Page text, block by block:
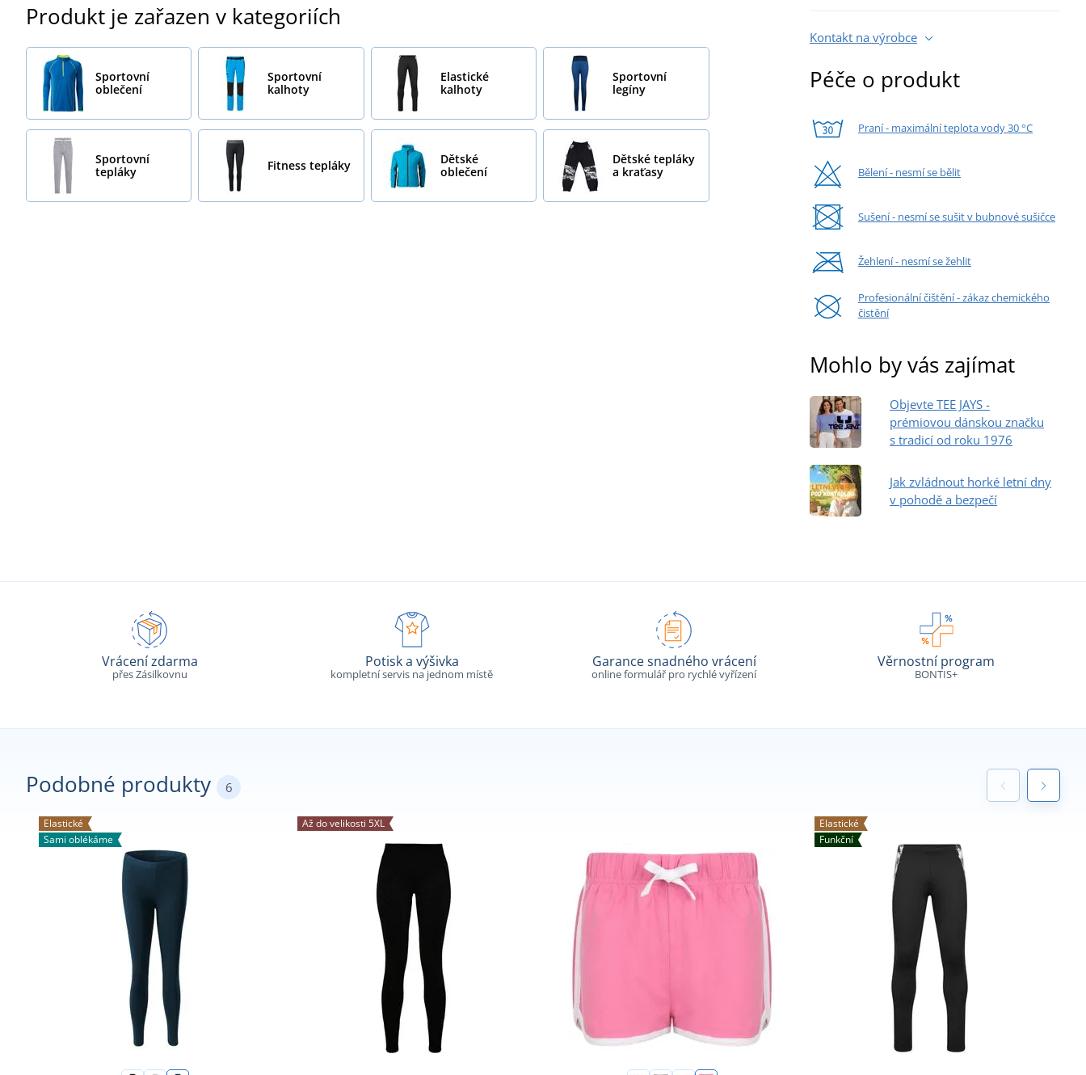
Produkt je zařazen v kategoriích
Sportovní
oblečení
Sportovní
kalhoty
Elastické
kalhoty
Sportovní
legíny
Sportovní
tepláky
Fitness tepláky
Dětské
oblečení
Dětské tepláky
a kraťasy
Kontakt na výrobce
Péče o produkt
Praní - maximální teplota vody 30 °C
Bělení - nesmí se bělit
Sušení - nesmí se sušit v bubnové sušičce
Žehlení - nesmí se žehlit
Profesionální čištění - zákaz chemického
čistění
Mohlo by vás zajímat
Objevte TEE JAYS -
prémiovou dánskou značku
s tradicí od roku 1976
Jak zvládnout horké letní dny
v pohodě a bezpečí
Vrácení zdarma
přes Zásilkovnu
Potisk a výšivka
kompletní servis na jednom místě
Garance snadného vrácení
online formulář pro rychlé vyřízení
Věrnostní program
BONTIS+
Podobné produkty 6
Elastické
Sami oblékáme
Až do velikosti 5XL
Elastické
Funkční